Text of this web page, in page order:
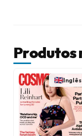
Produtos
Inglês